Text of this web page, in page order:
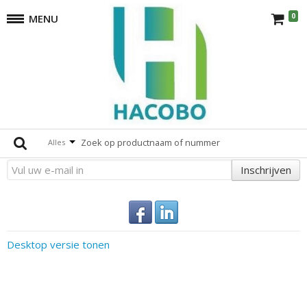
MENU 0
Alles
Droogzuigers
Er zijn geen producten die overeenkomen met de selectie.
Altijd op de hoogte
Inschrijven
Desktop versie tonen